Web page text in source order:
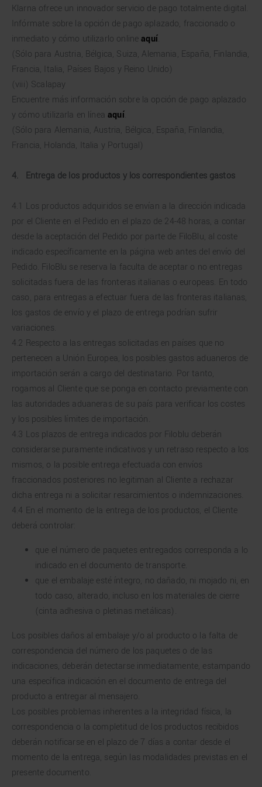
Klarna ofrece un innovador servicio de pago totalmente digital.
Infórmate sobre la opción de pago aplazado, fraccionado o
inmediato y cómo utilizarlo onlineaquí.
(Sólo para Austria, Bélgica, Suiza, Alemania, España, Finlandia,
Francia, Italia, Países Bajos y Reino Unido)
(viii) Scalapay
Encuentre más información sobre la opción de pago aplazado
y cómo utilizarla en líneaaquí.
(Sólo para Alemania, Austria, Bélgica, España, Finlandia,
Francia, Holanda, Italia y Portugal)
4. Entrega de los productos y los correspondientes gastos
4.1 Los productos adquiridos se envían a la dirección indicada
por el Cliente en el Pedido en el plazo de 24-48 horas, a contar
desde la aceptación del Pedido por parte de FiloBlu, al coste
indicado específicamente en la página web antes del envío del
Pedido. FiloBlu se reserva la faculta de aceptar o no entregas
solicitadas fuera de las fronteras italianas o europeas. En todo
caso, para entregas a efectuar fuera de las fronteras italianas,
los gastos de envío y el plazo de entrega podrían sufrir
variaciones.
4.2 Respecto a las entregas solicitadas en países que no
pertenecen a Unión Europea, los posibles gastos aduaneros de
importación serán a cargo del destinatario. Por tanto,
rogamos al Cliente que se ponga en contacto previamente con
las autoridades aduaneras de su país para verificar los costes
y los posibles límites de importación.
4.3 Los plazos de entrega indicados por Filoblu deberán
considerarse puramente indicativos y un retraso respecto a los
mismos, o la posible entrega efectuada con envíos
fraccionados posteriores no legitiman al Cliente a rechazar
dicha entrega ni a solicitar resarcimientos o indemnizaciones.
4.4 En el momento de la entrega de los productos, el Cliente
deberá controlar:
que el número de paquetes entregados corresponda a lo
indicado en el documento de transporte.
que el embalaje esté íntegro, no dañado, ni mojado ni, en
todo caso, alterado, incluso en los materiales de cierre
(cinta adhesiva o pletinas metálicas).
Los posibles daños al embalaje y/o al producto o la falta de
correspondencia del número de los paquetes o de las
indicaciones, deberán detectarse inmediatamente, estampando
una específica indicación en el documento de entrega del
producto a entregar al mensajero.
Los posibles problemas inherentes a la integridad física, la
correspondencia o la completitud de los productos recibidos
deberán notificarse en el plazo de 7 días a contar desde el
momento de la entrega, según las modalidades previstas en el
presente documento.